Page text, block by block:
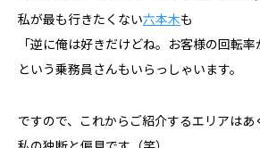
私が最も行きたくない六本木も
「逆に俺は好きだけどね。お客様の回転率
という乗務員さんもいらっしゃいます。
ですので、これからご紹介するエリアはあ